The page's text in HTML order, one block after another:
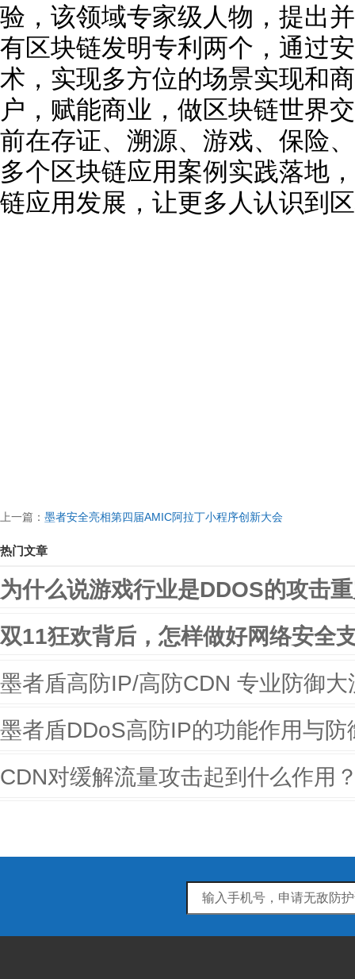
验，该领域专家级人物，提出
有区块链发明专利两个，通过
术，实现多方位的场景实现和
户，赋能商业，做区块链世界
前在存证、溯源、游戏、保险
多个区块链应用案例实践落地
链应用发展，让更多人认识到
上一篇： 墨者安全亮相第四届AMIC阿拉丁小程序创新大会
热门文章
为什么说游戏行业是DDOS的攻击
双11狂欢背后，怎样做好网络安全
墨者盾高防IP/高防CDN 专业防御
墨者盾DDoS高防IP的功能作用与防
CDN对缓解流量攻击起到什么作用